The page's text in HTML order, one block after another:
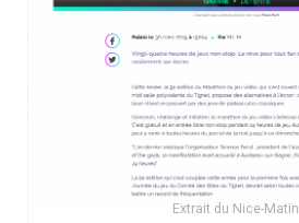
Extrait du Nice-Matin